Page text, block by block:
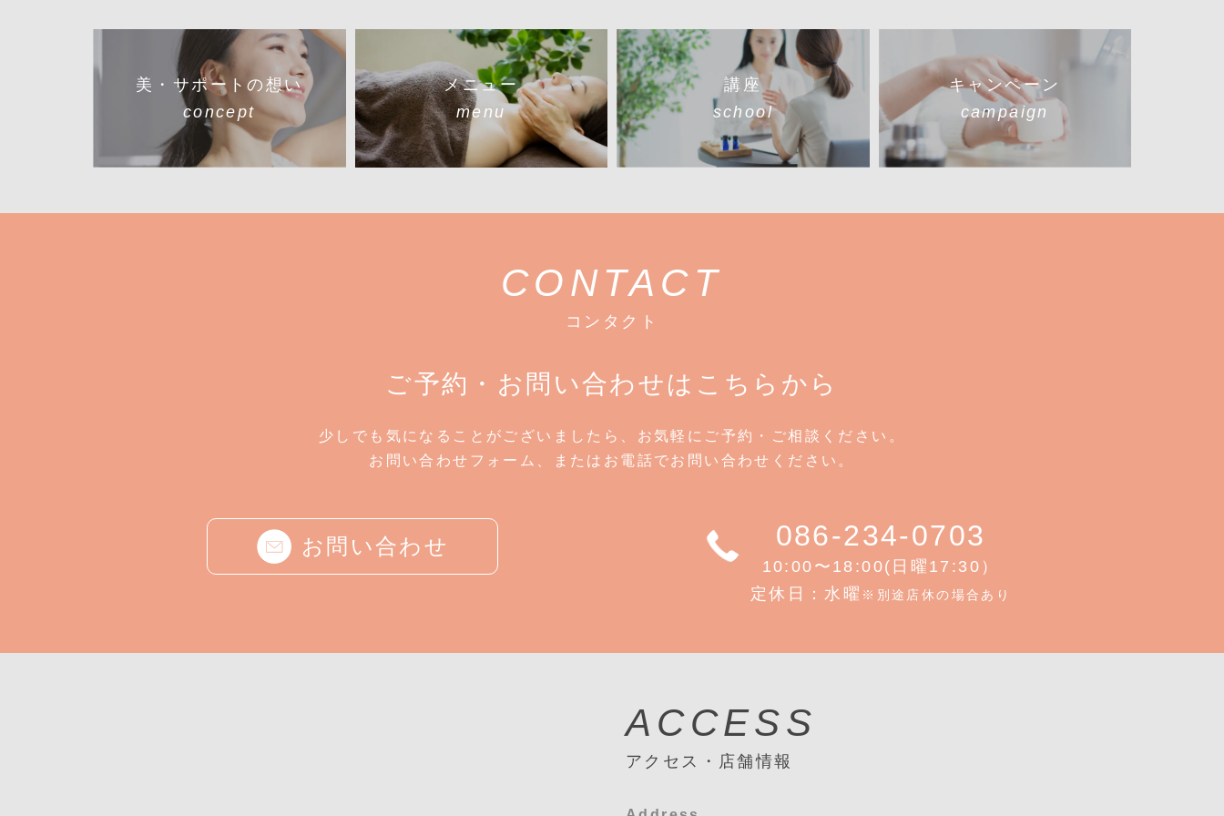
美・サポートの想い
concept
メニュー
menu
講座
school
キャンペーン
campaign
CONTACT
コンタクト
ご予約・お問い合わせはこちらから
少しでも気になることがございましたら、お気軽にご予約・ご相談ください。
お問い合わせフォーム、またはお電話でお問い合わせください。
お問い合わせ 086-234-0703
10:00〜18:00(日曜17:30）
定休日：水曜 ※別途店休の場合あり
ACCESS
アクセス・店舗情報